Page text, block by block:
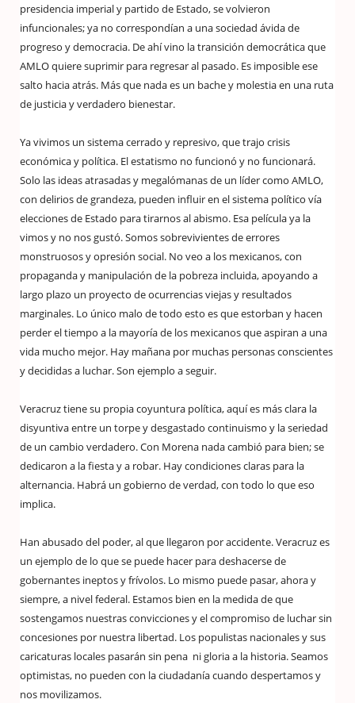
presidencia imperial y partido de Estado, se volvieron
infuncionales; ya no correspondían a una sociedad ávida de
progreso y democracia. De ahí vino la transición democrática que
AMLO quiere suprimir para regresar al pasado. Es imposible ese
salto hacia atrás. Más que nada es un bache y molestia en una ruta
de justicia y verdadero bienestar.
Ya vivimos un sistema cerrado y represivo, que trajo crisis
económica y política. El estatismo no funcionó y no funcionará.
Solo las ideas atrasadas y megalómanas de un líder como AMLO,
con delirios de grandeza, pueden influir en el sistema político vía
elecciones de Estado para tirarnos al abismo. Esa película ya la
vimos y no nos gustó. Somos sobrevivientes de errores
monstruosos y opresión social. No veo a los mexicanos, con
propaganda y manipulación de la pobreza incluida, apoyando a
largo plazo un proyecto de ocurrencias viejas y resultados
marginales. Lo único malo de todo esto es que estorban y hacen
perder el tiempo a la mayoría de los mexicanos que aspiran a una
vida mucho mejor. Hay mañana por muchas personas conscientes
y decididas a luchar. Son ejemplo a seguir.
Veracruz tiene su propia coyuntura política, aquí es más clara la
disyuntiva entre un torpe y desgastado continuismo y la seriedad
de un cambio verdadero. Con Morena nada cambió para bien; se
dedicaron a la fiesta y a robar. Hay condiciones claras para la
alternancia. Habrá un gobierno de verdad, con todo lo que eso
implica.
Han abusado del poder, al que llegaron por accidente. Veracruz es
un ejemplo de lo que se puede hacer para deshacerse de
gobernantes ineptos y frívolos. Lo mismo puede pasar, ahora y
siempre, a nivel federal. Estamos bien en la medida de que
sostengamos nuestras convicciones y el compromiso de luchar sin
concesiones por nuestra libertad. Los populistas nacionales y sus
caricaturas locales pasarán sin pena ni gloria a la historia. Seamos
optimistas, no pueden con la ciudadanía cuando despertamos y
nos movilizamos.